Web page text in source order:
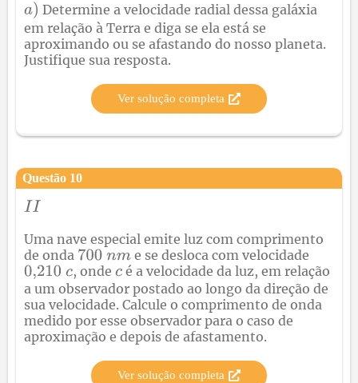
Determine a velocidade radial dessa galáxia
em relação à Terra e diga se ela está se
aproximando ou se afastando do nosso planeta.
Justifique sua resposta.
Ver solução completa
Questão 10
Uma nave especial emite luz com comprimento
de onda
e se desloca com velocidade
, onde
é a velocidade da luz, em relação
a um observador postado ao longo da direção de
sua velocidade. Calcule o comprimento de onda
medido por esse observador para o caso de
aproximação e depois de afastamento.
Ver solução completa